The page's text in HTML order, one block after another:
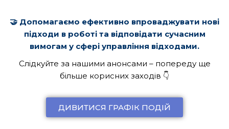
🤝 Допомагаємо ефективно впроваджувати нові
підходи в роботі та відповідати сучасним
вимогам у сфері управління відходами.
Слідкуйте за нашими анонсами – попереду ще
більше корисних заходів 👇
ДИВИТИСЯ ГРАФІК ПОДІЙ